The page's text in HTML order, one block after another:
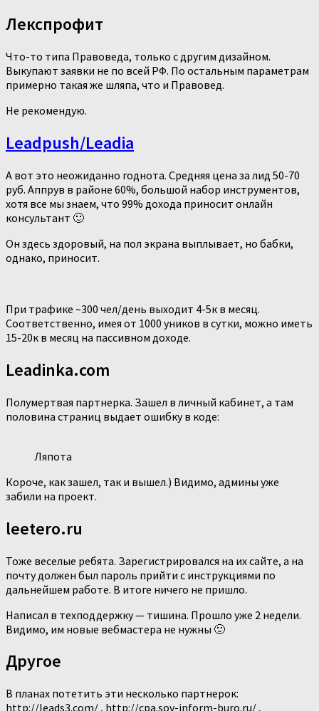
Лекспрофит
Что-то типа Правоведа, только с другим дизайном.
Выкупают заявки не по всей РФ. По остальным параметрам
примерно такая же шляпа, что и Правовед.
Не рекомендую.
Leadpush/Leadia
А вот это неожиданно годнота. Средняя цена за лид 50-70
руб. Аппрув в районе 60%, большой набор инструментов,
хотя все мы знаем, что 99% дохода приносит онлайн
консультант 🙂
Он здесь здоровый, на пол экрана выплывает, но бабки,
однако, приносит.
При трафике ~300 чел/день выходит 4-5к в месяц.
Соответственно, имея от 1000 уников в сутки, можно иметь
15-20к в месяц на пассивном доходе.
Leadinka.com
Полумертвая партнерка. Зашел в личный кабинет, а там
половина страниц выдает ошибку в коде:
Ляпота
Короче, как зашел, так и вышел.) Видимо, админы уже
забили на проект.
leetero.ru
Тоже веселые ребята. Зарегистрировался на их сайте, а на
почту должен был пароль прийти с инструкциями по
дальнейшем работе. В итоге ничего не пришло.
Написал в техподдержку — тишина. Прошло уже 2 недели.
Видимо, им новые вебмастера не нужны 🙂
Другое
В планах потетить эти несколько партнерок:
http://leads3.com/ , http://cpa.sov-inform-buro.ru/ ,